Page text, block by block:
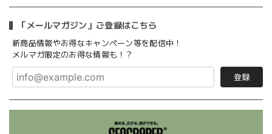
「メールマガジン」ご登録はこちら
新商品情報やお得なキャンペーン等を配信中！
メルマガ限定のお得な情報も！？
登録